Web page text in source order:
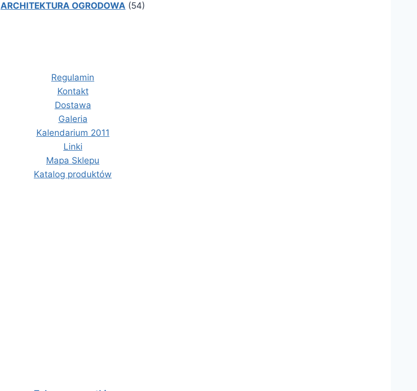
ARCHITEKTURA OGRODOWA (54)
Regulamin
Kontakt
Dostawa
Galeria
Kalendarium 2011
Linki
Mapa Sklepu
Katalog produktów